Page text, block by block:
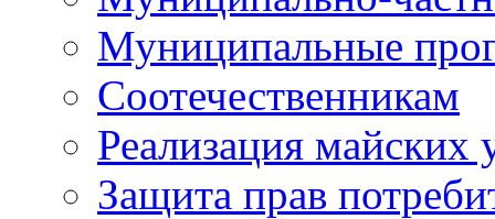
Муниципальные
Соотечественникам
Реализация майских
Защита прав